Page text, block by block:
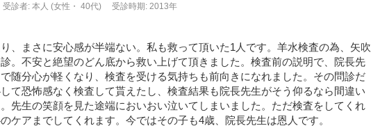
受診者: 本人 (女性・ 40代) 受診時期: 2013年
、まさに安心感が半端ない。私も救って頂いた1人です。羊水検査の為、矢吹
。不安と絶望のどん底から救い上げて頂きました。検査前の説明で、院長先
随分心が軽くなり、検査を受ける気持ちも前向きになれました。その問診だ
て恐怖感なく検査して貰えたし、検査結果も院長先生がそう仰るなら間違い
先生の笑顔を見た途端においおい泣いてしまいました。ただ検査をしてくれ
ケアまでしてくれます。今ではその子も4歳、院長先生は恩人です。